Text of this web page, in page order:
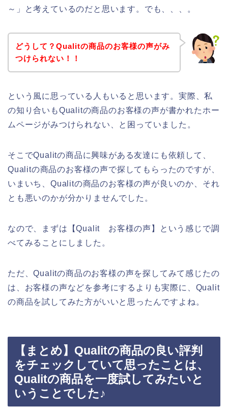
～」と考えているのだと思います。でも、、、。
どうして？Qualitの商品のお客様の声がみ
つけられない！！
という風に思っている人もいると思います。実際、私
の知り合いもQualitの商品のお客様の声が書かれたホー
ムページがみつけられない、と困っていました。
そこでQualitの商品に興味がある友達にも依頼して、
Qualitの商品のお客様の声で探してもらったのですが、
いまいち、Qualitの商品のお客様の声が良いのか、それ
とも悪いのかが分かりませんでした。
なので、まずは【Qualit お客様の声】という感じで調
べてみることにしました。
ただ、Qualitの商品のお客様の声を探してみて感じたの
は、お客様の声などを参考にするよりも実際に、Qualit
の商品を試してみた方がいいと思ったんですよね。
【まとめ】Qualitの商品の良い評判
をチェックしていて思ったことは、
Qualitの商品を一度試してみたいと
いうことでした♪